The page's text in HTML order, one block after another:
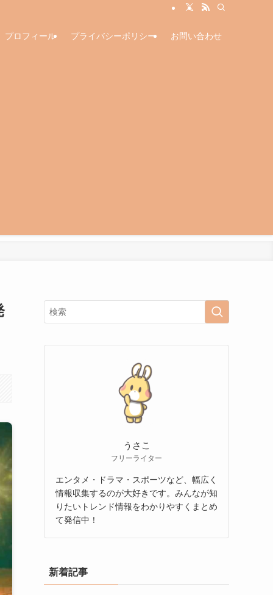
プロフィール プライバシーポリシー お問い合わせ
うさこ
フリーライター
エンタメ・ドラマ・スポーツなど、幅広く
情報収集するのが大好きです。みんなが知
りたいトレンド情報をわかりやすくまとめ
て発信中！
新着記事